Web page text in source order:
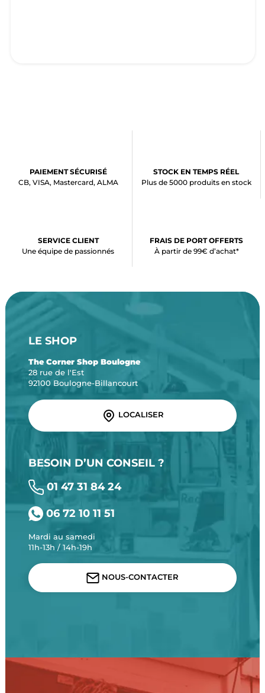
PAIEMENT SÉCURISÉ
CB, VISA, Mastercard, ALMA
STOCK EN TEMPS RÉEL
Plus de 5000 produits en stock
SERVICE CLIENT
Une équipe de passionnés
FRAIS DE PORT OFFERTS
À partir de 99€ d’achat*
LE SHOP
The Corner Shop Boulogne
28 rue de l'Est
92100 Boulogne-Billancourt
LOCALISER
BESOIN D’UN CONSEIL ?
01 47 31 84 24
06 72 10 11 51
Mardi au samedi
11h-13h / 14h-19h
NOUS-CONTACTER